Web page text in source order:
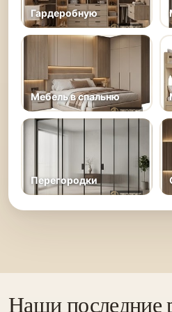
Гардеробную
Мебель в спальню
Перегородки
Наши последние